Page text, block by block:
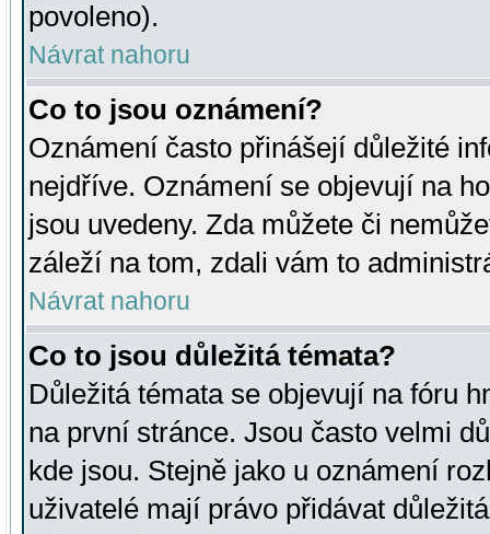
povoleno).
Návrat nahoru
Co to jsou oznámení?
Oznámení často přinášejí důležité
nejdříve. Oznámení se objevují na
jsou uvedeny. Zda můžete či
záleží na tom, zdali vám to
Návrat nahoru
Co to jsou důležitá témata?
Důležitá témata se objevují na fóru
na první stránce. Jsou často velmi
kde jsou. Stejně jako u oznámení
uživatelé mají právo přidávat